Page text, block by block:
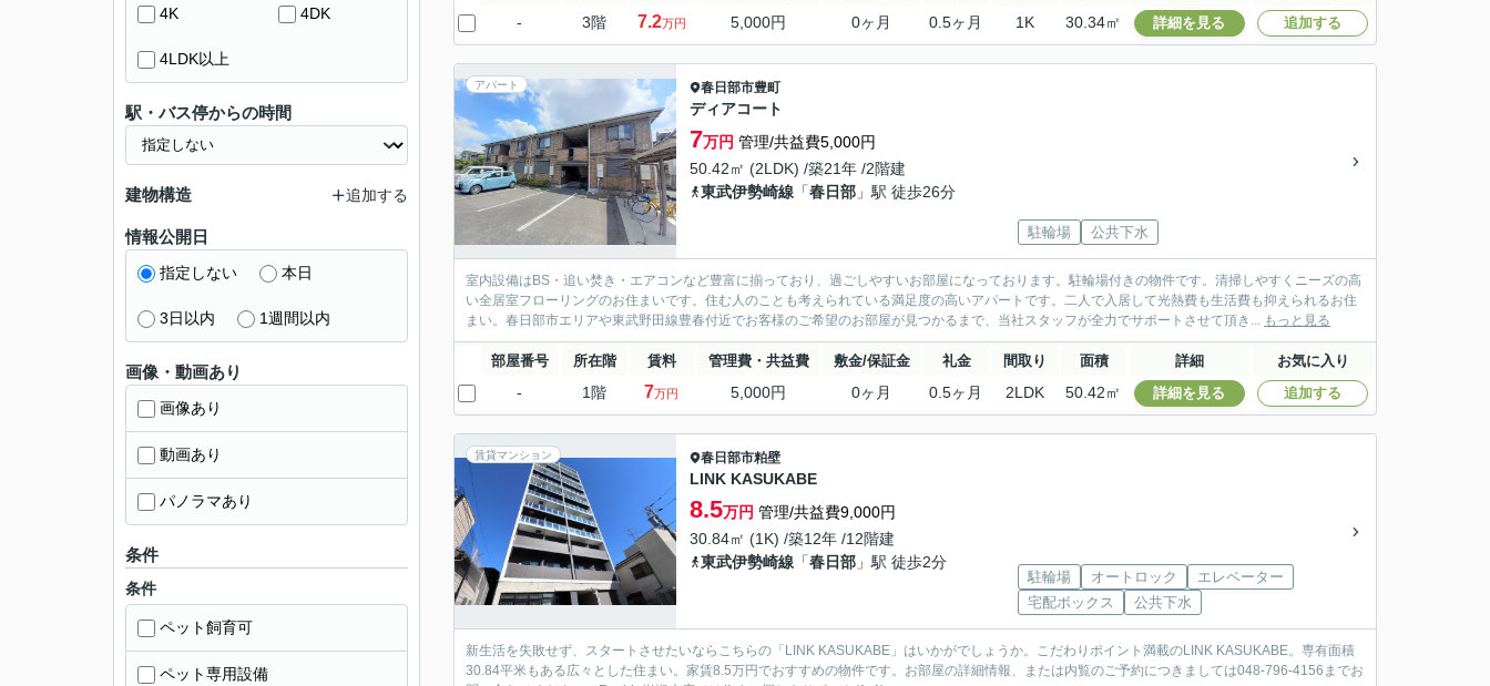
- 3階 7.2万円 5,000円 0ヶ月 0.5ヶ月 1K 30.34㎡ 詳細を見る 追加する
アパート 春日部市豊町
ディアコート
7万円 管理/共益費5,000円
50.42㎡ (2LDK) /築21年 /2階建
東武伊勢崎線 「春日部 」駅 徒歩26分
駐輪場 公共下水
室内設備はBS・追い焚き・エアコンなど豊富に揃っており、過ごしやすいお部屋になっております。駐輪場付きの物件です。清掃しやすくニーズの高
い全居室フローリングのお住まいです。住む人のことも考えられている満足度の高いアパートです。二人で入居して光熱費も生活費も抑えられるお住
まい。春日部市エリアや東武野田線豊春付近でお客様のご希望のお部屋が見つかるまで、当社スタッフが全力でサポートさせて頂き... もっと見る
部屋番号 所在階 賃料 管理費・共益費 敷金/保証金 礼金 間取り 面積 詳細 お気に入り
- 1階 7万円 5,000円 0ヶ月 0.5ヶ月 2LDK 50.42㎡ 詳細を見る 追加する
賃貸マンション 春日部市粕壁
LINK KASUKABE
8.5万円 管理/共益費9,000円
30.84㎡ (1K) /築12年 /12階建
東武伊勢崎線 「春日部 」駅 徒歩2分
駐輪場 オートロック
エレベーター
宅配ボックス
公共下水
新生活を失敗せず、スタートさせたいならこちらの「LINK KASUKABE」はいかがでしょうか。こだわりポイント満載のLINK KASUKABE。専有面積
30.84平米もある広々とした住まい。家賃8.5万円でおすすめの物件です。お部屋の詳細情報、または内覧のご予約につきましては048-796-4156までお
4K 4DK
4LDK以上
駅・バス停からの時間
建物構造 追加する
情報公開日
指定しない 本日
3日以内 1週間以内
画像・動画あり
画像あり
動画あり
パノラマあり
条件
条件
ペット飼育可
ペット専用設備